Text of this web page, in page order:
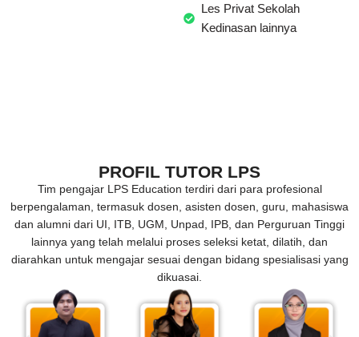
Les Privat Sekolah
Kedinasan lainnya
PROFIL TUTOR LPS
Tim pengajar LPS Education terdiri dari para profesional
berpengalaman, termasuk dosen, asisten dosen, guru, mahasiswa
dan alumni dari UI, ITB, UGM, Unpad, IPB, dan Perguruan Tinggi
lainnya yang telah melalui proses seleksi ketat, dilatih, dan
diarahkan untuk mengajar sesuai dengan bidang spesialisasi yang
dikuasai.